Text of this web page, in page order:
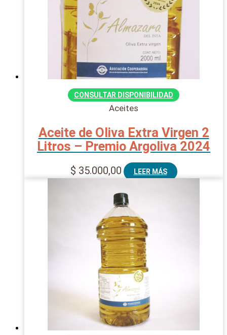
CONSULTAR DISPONIBILIDAD
Aceites
Aceite de Oliva Extra Virgen 2
Litros – Premio Argoliva 2024
$ 35.000,00 LEER MÁS